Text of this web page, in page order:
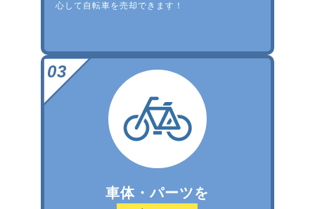
心して自転車を売却できます！
車体・パーツを